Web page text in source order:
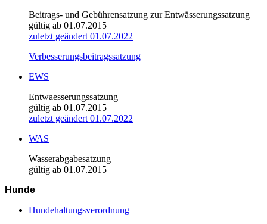
Beitrags- und Gebührensatzung zur Entwässerungssatzung
gültig ab 01.07.2015
zuletzt geändert 01.07.2022
Verbesserungsbeitragssatzung
EWS
Entwaesserungssatzung
gültig ab 01.07.2015
zuletzt geändert 01.07.2022
WAS
Wasserabgabesatzung
gültig ab 01.07.2015
Hunde
Hundehaltungsverordnung